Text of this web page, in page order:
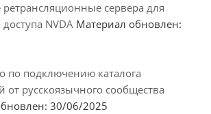
сервера для
NVDA Материал обновлен:
по подключению каталога
от русскоязычного сообщества
30/06/2025